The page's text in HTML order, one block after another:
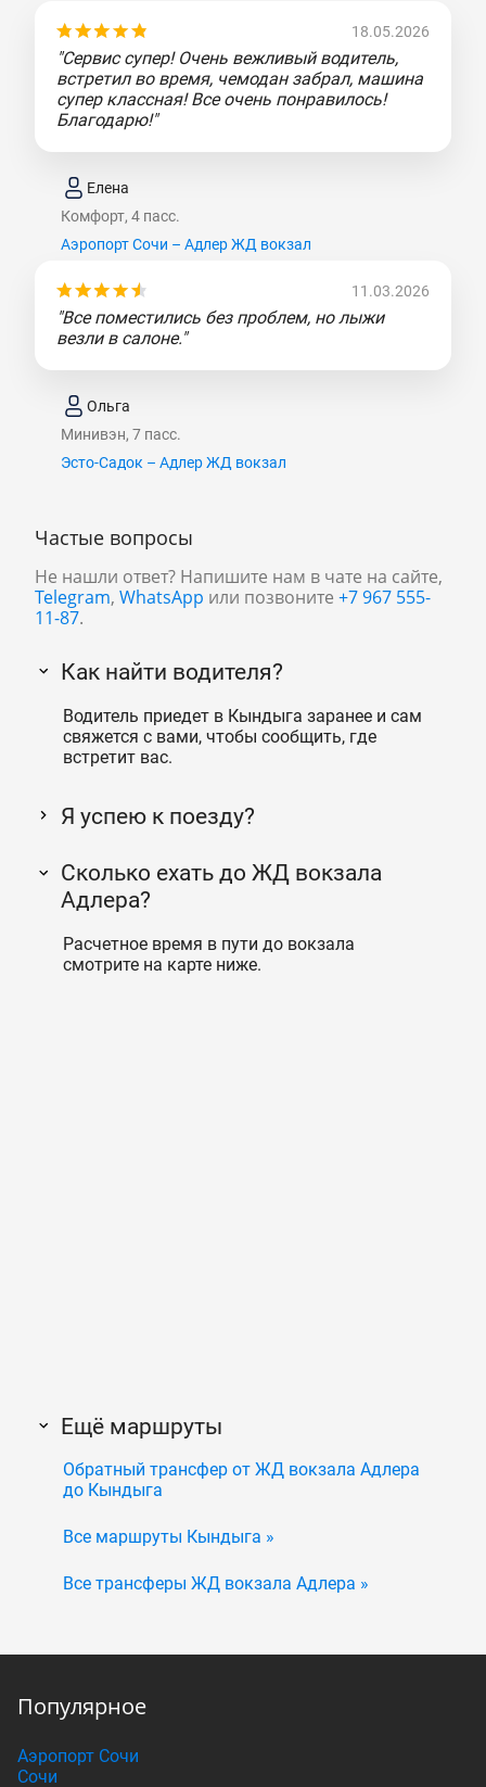
18.05.2026
"Сервис супер! Очень вежливый водитель,
встретил во время, чемодан забрал, машина
супер классная! Все очень понравилось!
Благодарю!"
Елена
Комфорт, 4 пасс.
Аэропорт Сочи – Адлер ЖД вокзал
11.03.2026
"Все поместились без проблем, но лыжи
везли в салоне."
Ольга
Минивэн, 7 пасс.
Эсто-Садок – Адлер ЖД вокзал
Частые вопросы
Не нашли ответ? Напишите нам в чате на сайте,
Telegram, WhatsApp или позвоните +7 967 555-
11-87.
Как найти водителя?
Водитель приедет в Кындыга заранее и сам
свяжется с вами, чтобы сообщить, где
встретит вас.
Я успею к поезду?
Сколько ехать до ЖД вокзала
Адлера?
Расчетное время в пути до вокзала
смотрите на карте ниже.
Ещё маршруты
Обратный трансфер от ЖД вокзала Адлера
до Кындыга
Все маршруты Кындыга »
Все трансферы ЖД вокзала Адлера »
Популярное
Аэропорт Сочи
Сочи